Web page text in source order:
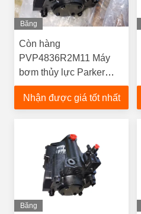
Băng
Còn hàng
PVP4836R2M11 Máy
bơm thủy lực Parker
Máy bơm pít-tông biến
thiên Cung cấp bán
Nhận được giá tốt nhất
Băng